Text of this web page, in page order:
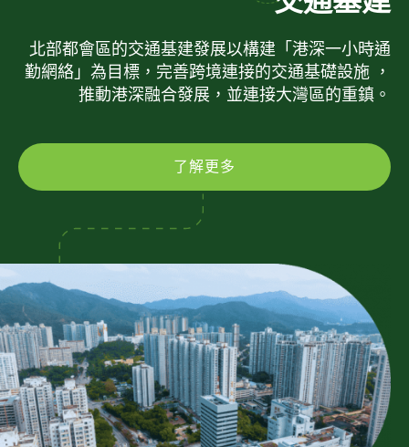
北部都會區的交通基建發展以構建「港深一小時通
勤網絡」為目標，完善跨境連接的交通基礎設施 ，
推動港深融合發展，並連接大灣區的重鎮。
了解更多